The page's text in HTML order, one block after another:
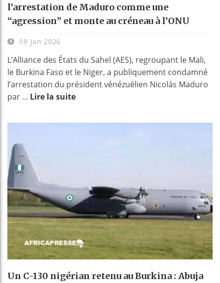
l’arrestation de Maduro comme une
“agression” et monte au créneau à l’ONU
08 Jan 2026
L’Alliance des États du Sahel (AES), regroupant le Mali,
le Burkina Faso et le Niger, a publiquement condamné
l’arrestation du président vénézuélien Nicolás Maduro
par ... Lire la suite
Un C-130 nigérian retenu au Burkina : Abuja